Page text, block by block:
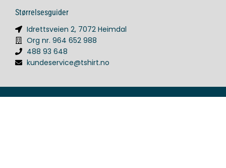
Størrelsesguider
Idrettsveien 2, 7072 Heimdal
Org nr. 964 652 988
488 93 648
kundeservice@tshirt.no